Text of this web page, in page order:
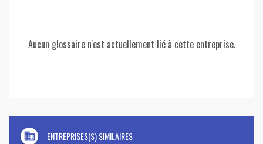
Aucun glossaire n'est actuellement lié à cette entreprise.
domain ENTREPRISES(S) SIMILAIRES